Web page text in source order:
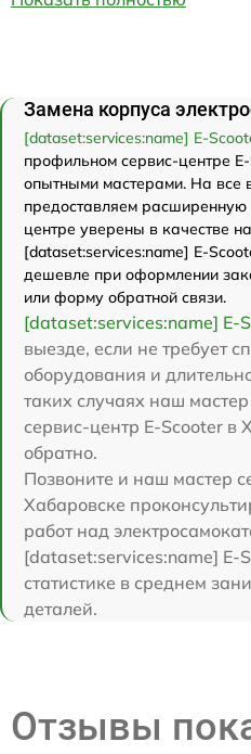
Замена корпуса
[dataset:services:name] E-
профильном сервис-центре
опытными мастерами. На все
предоставляем
центре уверены в качестве
[dataset:services:name] E-
дешевле при оформлении
или форму обратной связи.
[dataset:services:name] E-
выезде, если не требует
оборудования и
таких случаях наш
сервис-центр E-Scooter в
обратно.
Позвоните и наш мастер
Хабаровске
работ над
[dataset:services:name] E-
статистике в среднем
деталей.
Отзывы